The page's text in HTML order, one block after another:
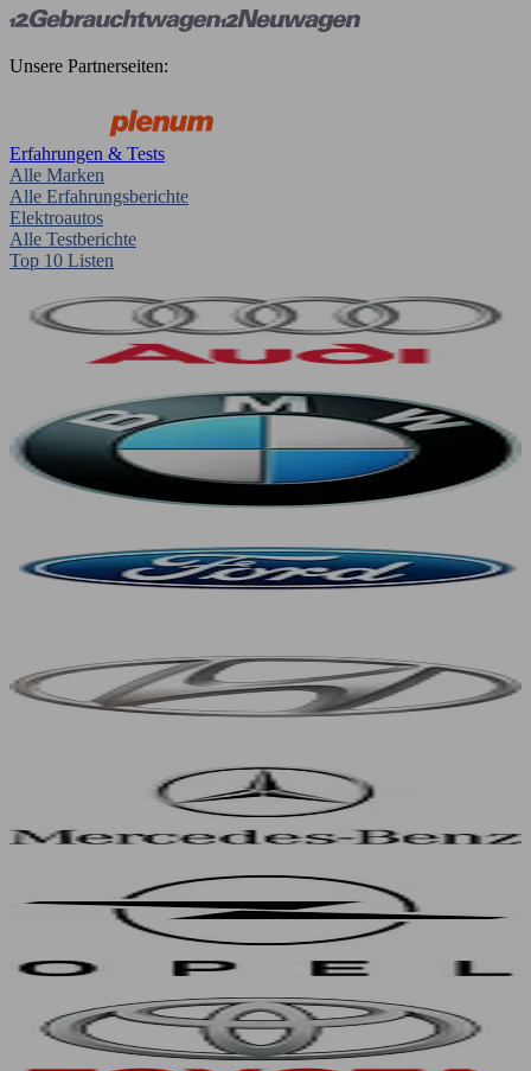
Unsere Partnerseiten:
Erfahrungen & Tests
Alle Marken
Alle Erfahrungsberichte
Elektroautos
Alle Testberichte
Top 10 Listen